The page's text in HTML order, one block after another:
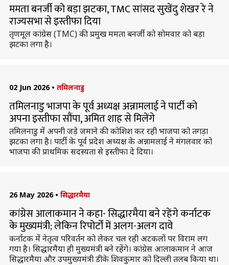
ममता बनर्जी को बड़ा झटका, TMC सांसद सुखेंदु शेखर रे ने
राज्यसभा से इस्तीफा दिया
तृणमूल कांग्रेस (TMC) की प्रमुख ममता बनर्जी को सोमवार को बड़ा
झटका लगा है।
02 Jun 2026 • तमिलनाडु
तमिलनाडु भाजपा के पूर्व अध्यक्ष अन्नामलाई ने पार्टी को
अपना इस्तीफा सौंपा, अमित शाह से मिलेंगे
तमिलनाडु में अपनी जड़े जमाने की कोशिश कर रही भाजपा को तगड़ा
झटका लगा है। पार्टी के पूर्व प्रदेश अध्यक्ष के अन्नामलाई ने मंगलवार को
भाजपा की प्राथमिक सदस्यता से इस्तीफा दे दिया।
26 May 2026 • सिद्धारमैया
कांग्रेस आलाकमान ने कहा- सिद्धारमैया बने रहेंगे कर्नाटक
के मुख्यमंत्री; लेकिन रिपोर्टों में अलग-अलग दावे
कर्नाटक में नेतृत्व परिवर्तन को लेकर चल रही अटकलों पर विराम लग
गया है। सिद्धारमैया ही मुख्यमंत्री बने रहेंगे। कांग्रेस आलाकमान ने आज
सिद्धारमैया और उपमुख्यमंत्री डीके शिवकुमार को दिल्ली तलब किया था।